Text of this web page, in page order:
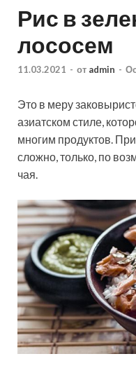
Рис в
лососем
11.03.2021 - от admin -
Это в меру
азиатском стиле,
многим продуктов.
сложно, только, по
чая.